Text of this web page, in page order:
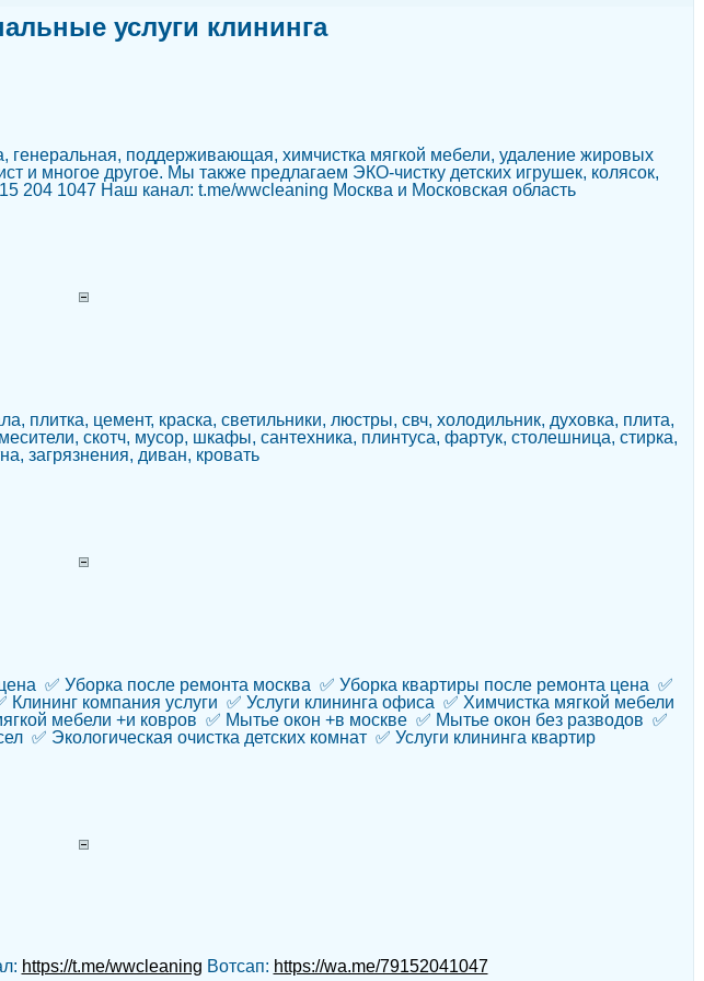
услуги клининга
генеральная, поддерживающая, химчистка мягкой мебели, удаление жировых
и многое другое. Мы также предлагаем ЭКО-чистку детских игрушек, колясок,
204 1047 Наш канал: t.me/wwcleaning Москва и Московская область
плитка, цемент, краска, светильники, люстры, свч, холодильник, духовка, плита,
скотч, мусор, шкафы, сантехника, плинтуса, фартук, столешница, стирка,
загрязнения, диван, кровать
✅ Уборка после ремонта москва ✅ Уборка квартиры после ремонта цена ✅
компания услуги ✅ Услуги клининга офиса ✅ Химчистка мягкой мебели
мебели +и ковров ✅ Мытье окон +в москве ✅ Мытье окон без разводов ✅
✅ Экологическая очистка детских комнат ✅ Услуги клининга квартир
https://t.me/wwcleaning Вотсап: https://wa.me/79152041047